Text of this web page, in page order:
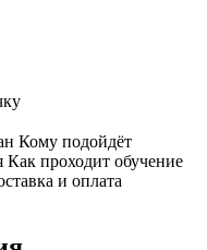
Кому подойдёт
Как проходит обучение
и оплата